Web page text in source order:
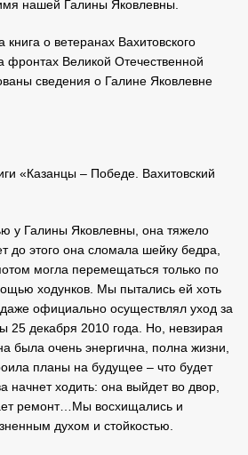
нашей Галины Яковлевны.
о ветеранах Вахитовского
фронтах Великой Отечественной
сведения о Галине Яковлевне
«Казанцы – Победе. Вахитовский
у Галины Яковлевны, она тяжело
до этого она сломала шейку бедра,
могла перемещаться только по
ходунков. Мы пытались ей хоть
официально осуществлял уход за
25 декабря 2010 года. Но, невзирая
была очень энергична, полна жизни,
планы на будущее – что будет
начнет ходить: она выйдет во двор,
ремонт…Мы восхищались и
духом и стойкостью.